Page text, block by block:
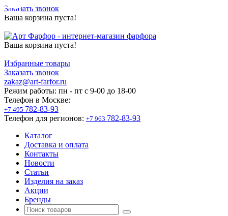
Заказать звонок
Ваша корзина пуста!
Ваша корзина пуста!
Избранные товары
Заказать звонок
zakaz@art-farfor.ru
Режим работы: пн - пт c 9-00 до 18-00
Телефон в Москве:
+7 495 782-83-93
Телефон для регионов: +7 963 782-83-93
Каталог
Доставка и оплата
Контакты
Новости
Статьи
Изделия на заказ
Акции
Бренды